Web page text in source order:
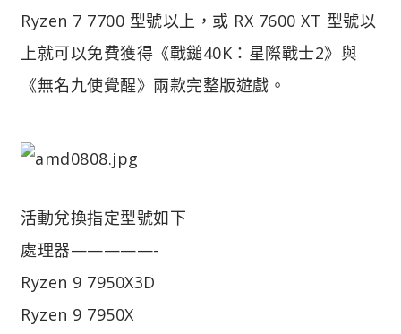
Ryzen 7 7700 型號以上，或 RX 7600 XT 型號以
上就可以免費獲得《戰鎚40K：星際戰士2》與
《無名九使覺醒》兩款完整版遊戲。
活動兌換指定型號如下
處理器—————-
Ryzen 9 7950X3D
Ryzen 9 7950X